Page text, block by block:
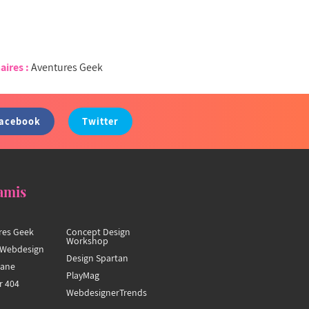
:Aventures Geek
Twitter
Geek
404
Concept Design
Workshop
Design Spartan
PlayMag
WebdesignerTrends